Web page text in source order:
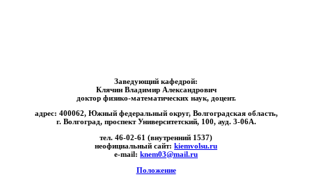
Заведующий кафедрой:
Клячин Владимир Александрович
доктор физико-математических наук, доцент.
адрес: 400062, Южный федеральный округ, Волгоградская область,
г. Волгоград, проспект Университетский, 100, ауд. 3-06А.
тел. 46-02-61 (внутренний 1537)
неофициальный сайт: kiemvolsu.ru
e-mail: knem03@mail.ru
Положение